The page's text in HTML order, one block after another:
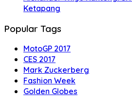
Ketapang
Popular Tags
MotoGP 2017
CES 2017
Mark Zuckerberg
Fashion Week
Golden Globes